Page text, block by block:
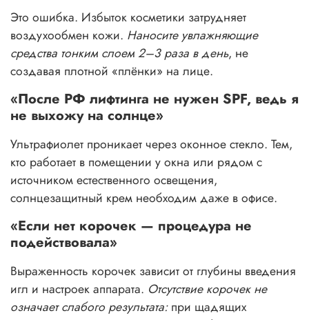
Это ошибка. Избыток косметики затрудняет
воздухообмен кожи. Наносите увлажняющие
средства тонким слоем 2–3 раза в день, не
создавая плотной «плёнки» на лице.
«После РФ лифтинга не нужен SPF, ведь я
не выхожу на солнце»
Ультрафиолет проникает через оконное стекло. Тем,
кто работает в помещении у окна или рядом с
источником естественного освещения,
солнцезащитный крем необходим даже в офисе.
«Если нет корочек — процедура не
подействовала»
Выраженность корочек зависит от глубины введения
игл и настроек аппарата. Отсутствие корочек не
означает слабого результата:при щадящих